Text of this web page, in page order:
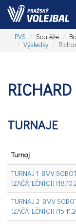
PVS Soutěže
Výsledky
TURNAJE
Turnaj
TURNAJ 1 BMV
(ZAČÁTEČNÍCI)
TURNAJ 2 BMV
(ZAČÁTEČNÍCI)